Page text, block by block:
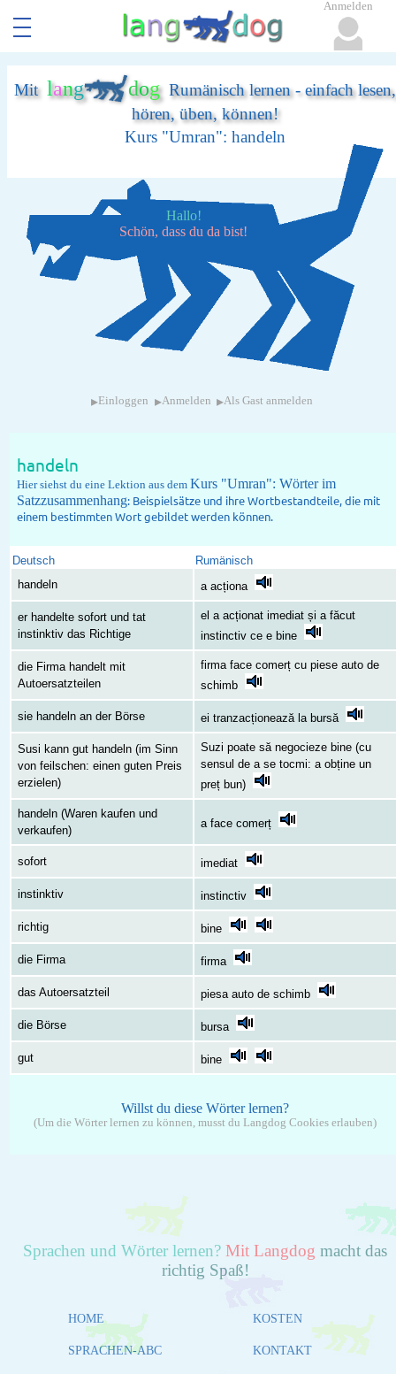
Mit lang dogRumänisch lernen - einfach lesen,
hören, üben, können!
Kurs "Umran": handeln
Hallo!
Schön, dass du da bist!
▸ Einloggen ▸Anmelden ▸Als Gast anmelden
handeln
Hier siehst du eine Lektion aus dem Kurs "Umran": Wörter im
Satzzusammenhang: Beispielsätze und ihre Wortbestandteile, die mit
einem bestimmten Wort gebildet werden können.
Deutsch
Rumänisch
handeln
a acționa
er handelte sofort und tat
instinktiv das Richtige
el a acționat imediat și a făcut
instinctiv ce e bine
die Firma handelt mit
Autoersatzteilen
firma face comerț cu piese auto de
schimb
sie handeln an der Börse ei tranzacționează la bursă
Susi kann gut handeln (im Sinn
von feilschen: einen guten Preis
erzielen)
Suzi poate să negocieze bine (cu
sensul de a se tocmi: a obține un
preț bun)
handeln (Waren kaufen und
verkaufen)
a face comerț
sofort imediat
instinktiv instinctiv
richtig bine
die Firma firma
das Autoersatzteil piesa auto de schimb
die Börse bursa
gut bine
Willst du diese Wörter lernen?
(Um die Wörter lernen zu können, musst du Langdog Cookies erlauben)
Sprachen und Wörter lernen? Mit Langdog macht das
richtig Spaß!
HOME
SPRACHEN-ABC
KOSTEN
KONTAKT
Anmelden